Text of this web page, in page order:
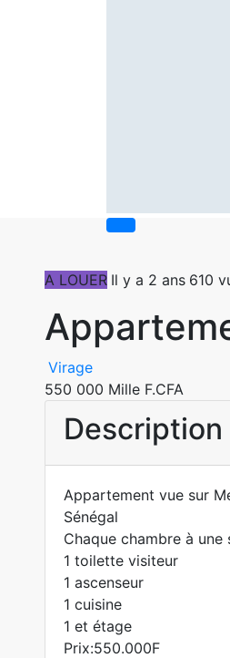
A LOUER Il y a 2 ans 610
Virage
550 000 Mille F.CFA
Description
Appartement vue sur
Sénégal
Chaque chambre à une
1 toilette visiteur
1 ascenseur
1 cuisine
1 et étage
Prix:550.000F